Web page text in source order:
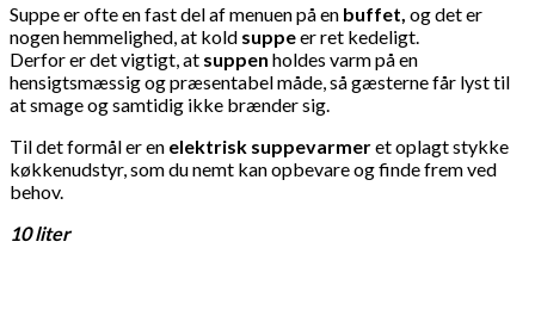
Suppe er ofte en fast del af menuen på en buffet, og det er
nogen hemmelighed, at kold suppeer ret kedeligt.
Derfor er det vigtigt, at suppen holdes varm på en
hensigtsmæssig og præsentabel måde, så gæsterne får lyst til
at smage og samtidig ikke brænder sig.
Til det formål er en elektrisk suppevarmeret oplagt stykke
køkkenudstyr, som du nemt kan opbevare og finde frem ved
behov.
10 liter